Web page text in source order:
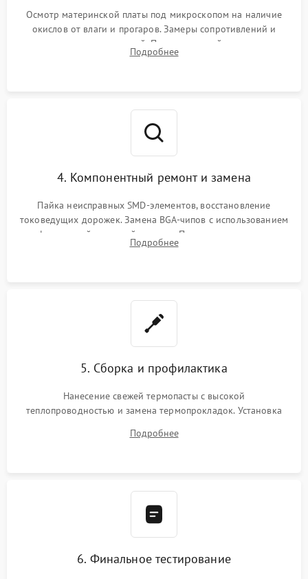
Осмотр материнской платы под микроскопом на наличие
окислов от влаги и прогаров. Замеры сопротивлений и
дежурных напряжений. Проверка цепей питания,
мультиконтроллера, процессора и видеочипа.
Подробнее
4. Компонентный ремонт и замена
Пайка неисправных SMD-элементов, восстановление
токоведущих дорожек. Замена BGA-чипов с использованием
инфракрасной паяльной станции. Прошивка микросхемы
BIOS или замена поврежденных портов USB
Подробнее
5. Сборка и профилактика
Нанесение свежей термопасты с высокой
теплопроводностью и замена термопрокладок. Установка
шлейфов, модулей памяти и накопителей. Предварительная
Подробнее
6. Финальное тестирование